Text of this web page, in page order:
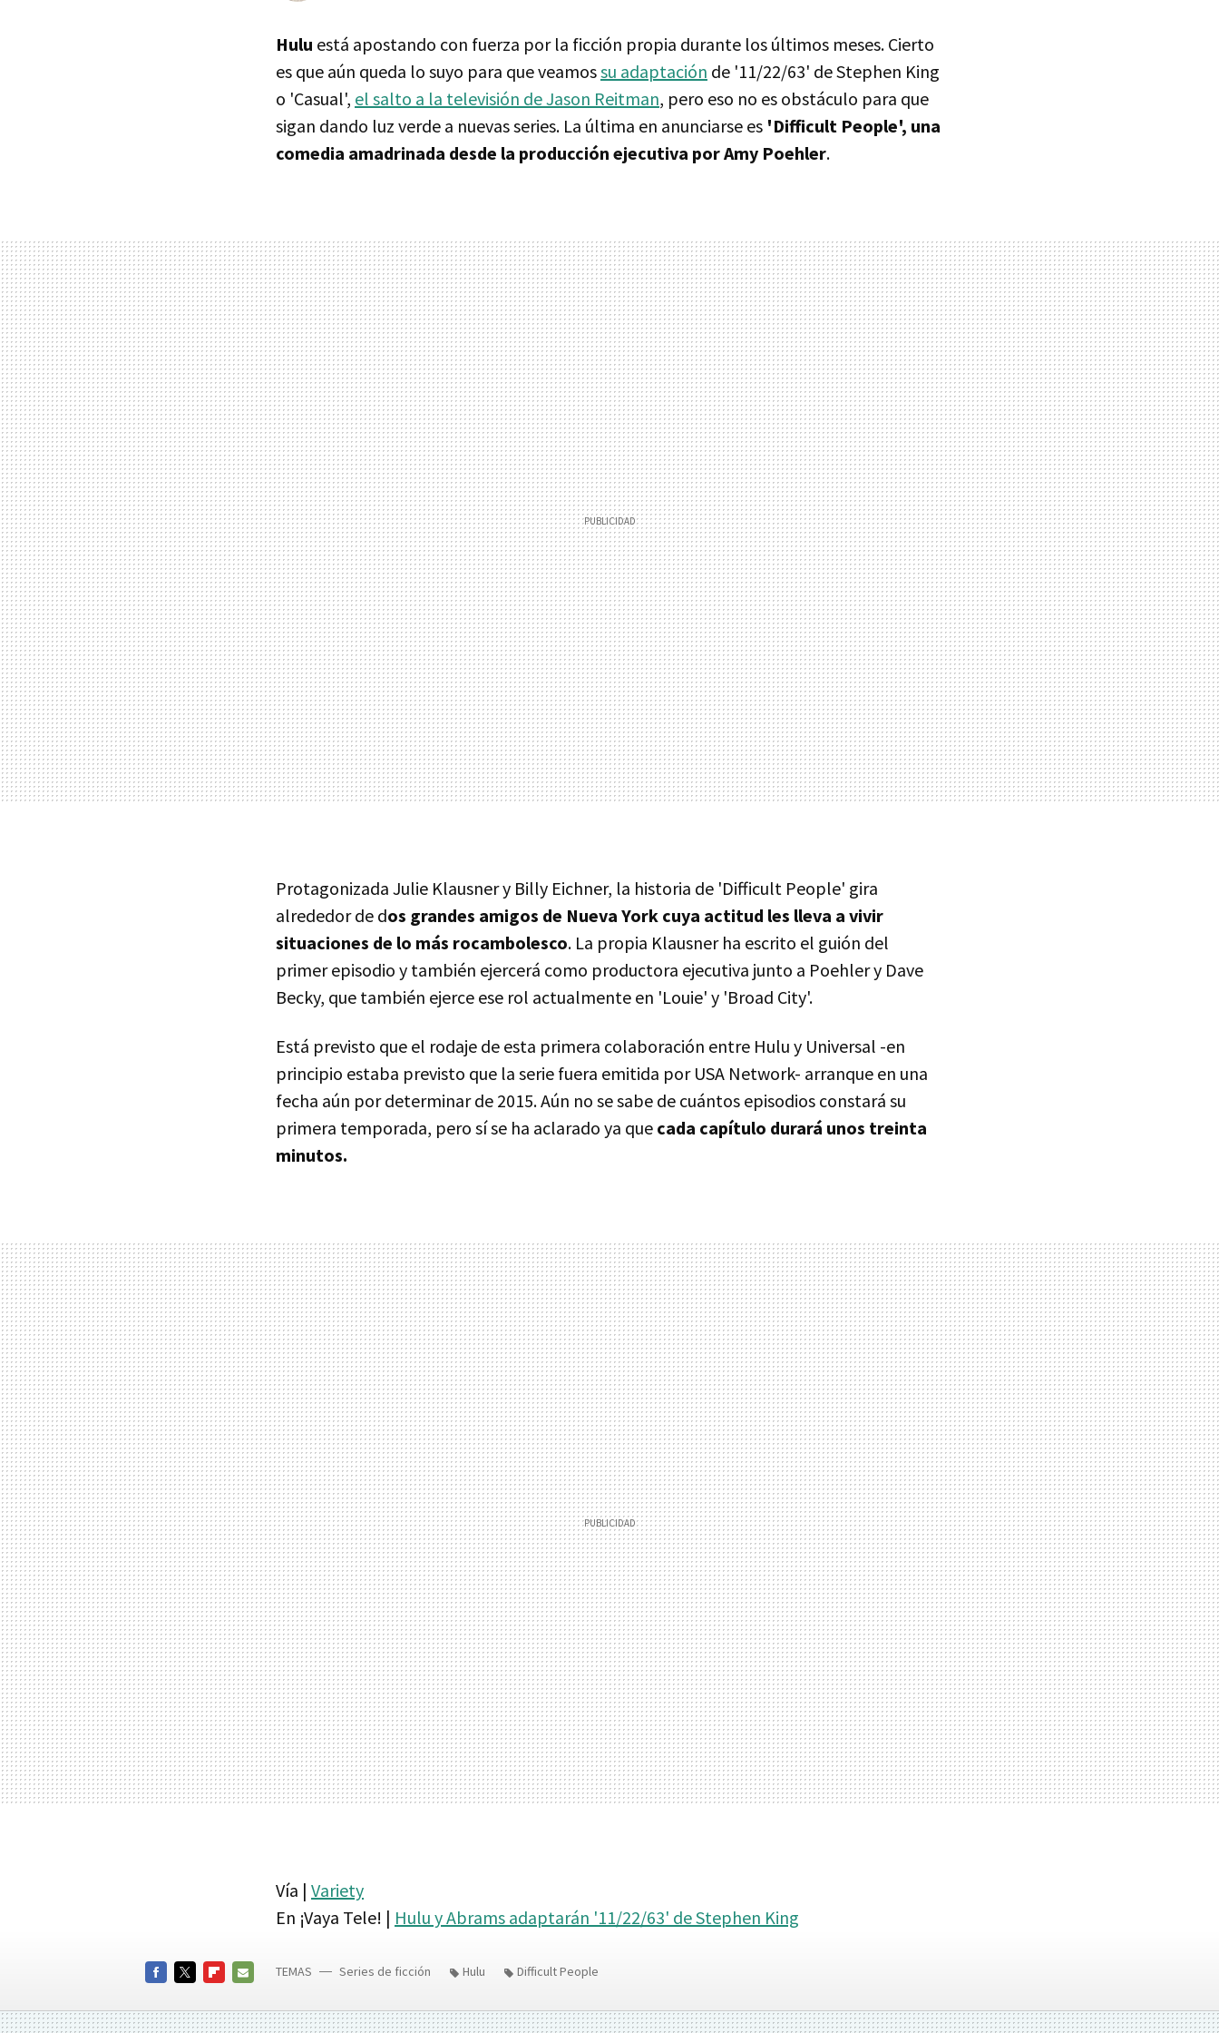
Hulu está apostando con fuerza por la ficción propia durante los últimos meses. Cierto
es que aún queda lo suyo para que veamossu adaptación de '11/22/63' de Stephen King
o 'Casual', el salto a la televisión de Jason Reitman, pero eso no es obstáculo para que
sigan dando luz verde a nuevas series. La última en anunciarse es 'Difficult People', una
comedia amadrinada desde la producción ejecutiva por Amy Poehler.
Protagonizada Julie Klausner y Billy Eichner, la historia de 'Difficult People' gira
alrededor de dos grandes amigos de Nueva York cuya actitud les lleva a vivir
situaciones de lo más rocambolesco. La propia Klausner ha escrito el guión del
primer episodio y también ejercerá como productora ejecutiva junto a Poehler y Dave
Becky, que también ejerce ese rol actualmente en 'Louie' y 'Broad City'.
Está previsto que el rodaje de esta primera colaboración entre Hulu y Universal -en
principio estaba previsto que la serie fuera emitida por USA Network- arranque en una
fecha aún por determinar de 2015. Aún no se sabe de cuántos episodios constará su
primera temporada, pero sí se ha aclarado ya que cada capítulo durará unos treinta
minutos.
Vía | Variety
En ¡Vaya Tele! | Hulu y Abrams adaptarán '11/22/63' de Stephen King
MAIL
TEMAS Series de ficción Hulu Difficult People